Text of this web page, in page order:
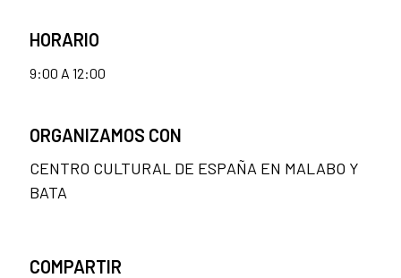
HORARIO
9:00 A 12:00
ORGANIZAMOS CON
CENTRO CULTURAL DE ESPAÑA EN MALABO Y
BATA
COMPARTIR